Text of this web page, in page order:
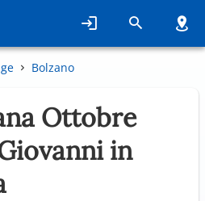
Bolzano
Ottobre
in